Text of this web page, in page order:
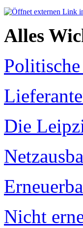
Alles
Die
Nicht